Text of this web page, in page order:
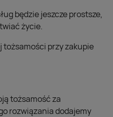
będzie jeszcze prostsze,
życie.
przy zakupie
tożsamość za
rozwiązania dodajemy